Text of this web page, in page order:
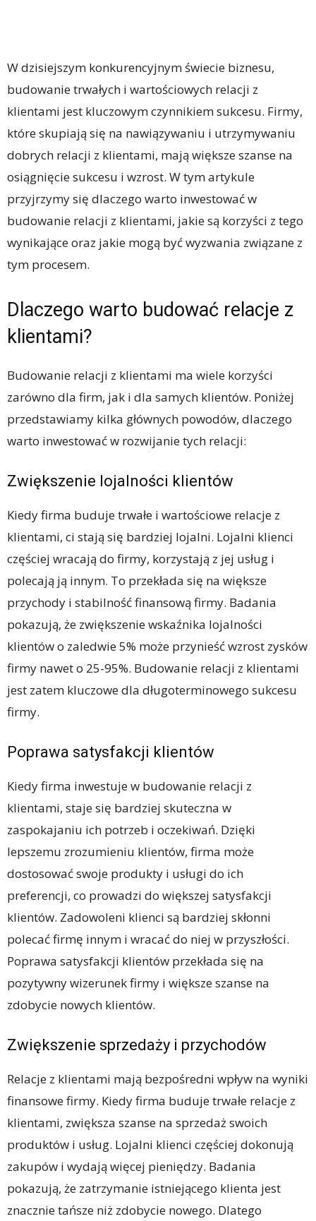
W dzisiejszym konkurencyjnym świecie biznesu,
budowanie trwałych i wartościowych relacji z
klientami jest kluczowym czynnikiem sukcesu. Firmy,
które skupiają się na nawiązywaniu i utrzymywaniu
dobrych relacji z klientami, mają większe szanse na
osiągnięcie sukcesu i wzrost. W tym artykule
przyjrzymy się dlaczego warto inwestować w
budowanie relacji z klientami, jakie są korzyści z tego
wynikające oraz jakie mogą być wyzwania związane z
tym procesem.
Dlaczego warto budować relacje z
klientami?
Budowanie relacji z klientami ma wiele korzyści
zarówno dla firm, jak i dla samych klientów. Poniżej
przedstawiamy kilka głównych powodów, dlaczego
warto inwestować w rozwijanie tych relacji:
Zwiększenie lojalności klientów
Kiedy firma buduje trwałe i wartościowe relacje z
klientami, ci stają się bardziej lojalni. Lojalni klienci
częściej wracają do firmy, korzystają z jej usług i
polecają ją innym. To przekłada się na większe
przychody i stabilność finansową firmy. Badania
pokazują, że zwiększenie wskaźnika lojalności
klientów o zaledwie 5% może przynieść wzrost zysków
firmy nawet o 25-95%. Budowanie relacji z klientami
jest zatem kluczowe dla długoterminowego sukcesu
firmy.
Poprawa satysfakcji klientów
Kiedy firma inwestuje w budowanie relacji z
klientami, staje się bardziej skuteczna w
zaspokajaniu ich potrzeb i oczekiwań. Dzięki
lepszemu zrozumieniu klientów, firma może
dostosować swoje produkty i usługi do ich
preferencji, co prowadzi do większej satysfakcji
klientów. Zadowoleni klienci są bardziej skłonni
polecać firmę innym i wracać do niej w przyszłości.
Poprawa satysfakcji klientów przekłada się na
pozytywny wizerunek firmy i większe szanse na
zdobycie nowych klientów.
Zwiększenie sprzedaży i przychodów
Relacje z klientami mają bezpośredni wpływ na wyniki
finansowe firmy. Kiedy firma buduje trwałe relacje z
klientami, zwiększa szanse na sprzedaż swoich
produktów i usług. Lojalni klienci częściej dokonują
zakupów i wydają więcej pieniędzy. Badania
pokazują, że zatrzymanie istniejącego klienta jest
znacznie tańsze niż zdobycie nowego. Dlatego